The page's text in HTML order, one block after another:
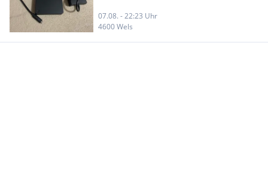
07.08. - 22:23 Uhr
4600 Wels